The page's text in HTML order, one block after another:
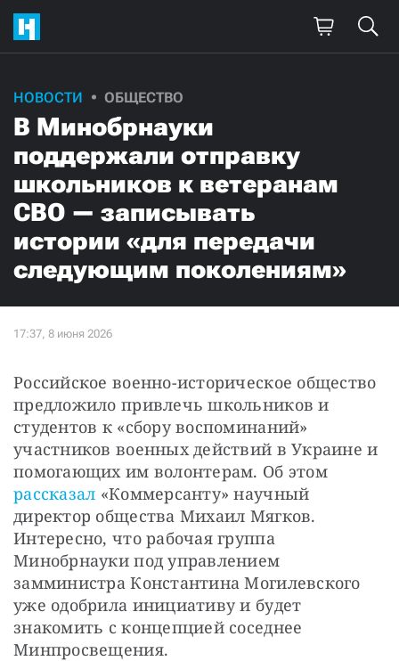
НОВОСТИ ОБЩЕСТВО
В Минобрнауки
поддержали отправку
школьников к ветеранам
СВО — записывать
истории «для передачи
следующим поколениям»
Российское военно-историческое общество
предложило привлечь школьников и
студентов к «сбору воспоминаний»
участников военных действий в Украине и
помогающих им волонтерам. Об этом
рассказал «Коммерсанту» научный
директор общества Михаил Мягков.
Интересно, что рабочая группа
Минобрнауки под управлением
замминистра Константина Могилевского
уже одобрила инициативу и будет
знакомить с концепцией соседнее
Минпросвещения.